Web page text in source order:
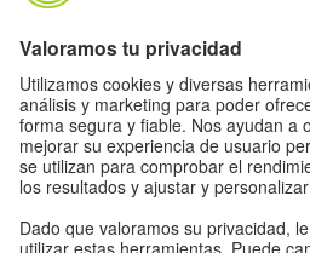
Newsletter
Información legal
Ajustes de privacidad
Política de protección de datos
Condiciones de uso